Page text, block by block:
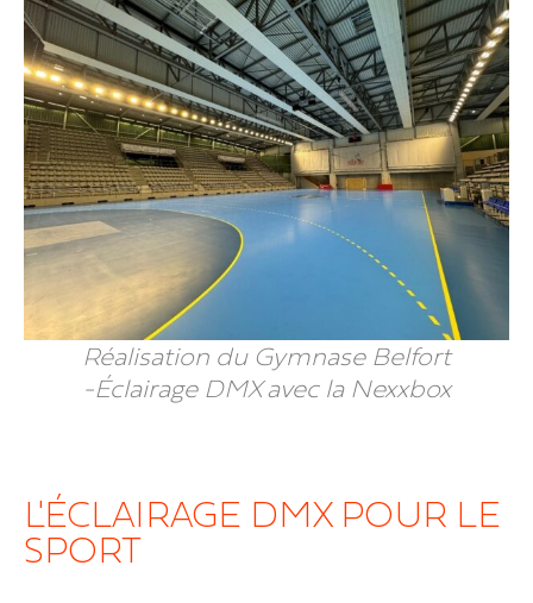
Réalisation du Gymnase Belfort
-Éclairage DMX avec la Nexxbox
L'ÉCLAIRAGE DMX POUR LE
SPORT